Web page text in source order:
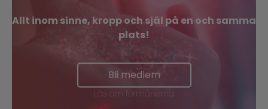
Allt inom sinne, kropp och själ på en och samma
plats!
Bli medlem
Läs om förmånerna